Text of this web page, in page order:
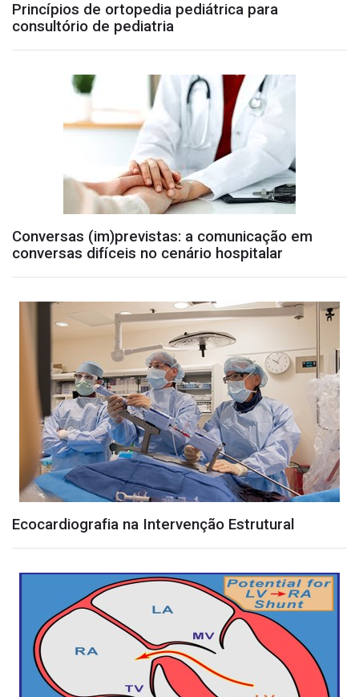
Princípios de ortopedia pediátrica para
consultório de pediatria
Conversas (im)previstas: a comunicação em
conversas difíceis no cenário hospitalar
Ecocardiografia na Intervenção Estrutural